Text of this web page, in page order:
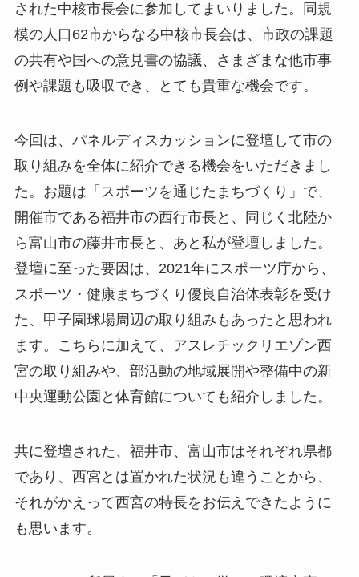
された中核市長会に参加してまいりました。同規
模の人口62市からなる中核市長会は、市政の課題
の共有や国への意見書の協議、さまざまな他市事
例や課題も吸収でき、とても貴重な機会です。
今回は、パネルディスカッションに登壇して市の
取り組みを全体に紹介できる機会をいただきまし
た。お題は「スポーツを通じたまちづくり」で、
開催市である福井市の西行市長と、同じく北陸か
ら富山市の藤井市長と、あと私が登壇しました。
登壇に至った要因は、2021年にスポーツ庁から、
スポーツ・健康まちづくり優良自治体表彰を受け
た、甲子園球場周辺の取り組みもあったと思われ
ます。こちらに加えて、アスレチックリエゾン西
宮の取り組みや、部活動の地域展開や整備中の新
中央運動公園と体育館についても紹介しました。
共に登壇された、福井市、富山市はそれぞれ県都
であり、西宮とは置かれた状況も違うことから、
それがかえって西宮の特長をお伝えできたように
も思います。